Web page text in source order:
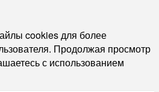
cookies для более
Продолжая просмотр
с использованием